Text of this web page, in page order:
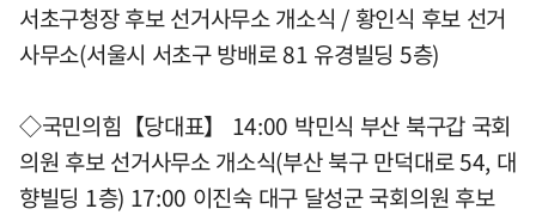
서초구청장 후보 선거사무소 개소식 / 황인식 후보 선거
사무소(서울시 서초구 방배로 81 유경빌딩 5층)
◇국민의힘【당대표】 14:00 박민식 부산 북구갑 국회
의원 후보 선거사무소 개소식(부산 북구 만덕대로 54, 대
향빌딩 1층) 17:00 이진숙 대구 달성군 국회의원 후보